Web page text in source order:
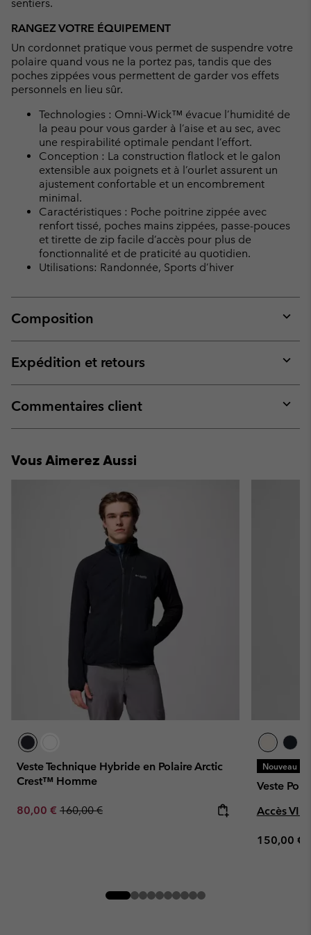
sentiers.
RANGEZ VOTRE ÉQUIPEMENT
Un cordonnet pratique vous permet de suspendre votre
polaire quand vous ne la portez pas, tandis que des
poches zippées vous permettent de garder vos effets
personnels en lieu sûr.
Technologies : Omni-Wick™ évacue l’humidité de
la peau pour vous garder à l’aise et au sec, avec
une respirabilité optimale pendant l’effort.
Conception : La construction flatlock et le galon
extensible aux poignets et à l’ourlet assurent un
ajustement confortable et un encombrement
minimal.
Caractéristiques : Poche poitrine zippée avec
renfort tissé, poches mains zippées, passe-pouces
et tirette de zip facile d’accès pour plus de
fonctionnalité et de praticité au quotidien.
Utilisations: Randonnée, Sports d’hiver
Composition
or
Expédition et retours
or
Commentaires client
or
Vous Aimerez Aussi
Veste Technique Hybride en Polaire Arctic
Crest™ Homme
Sale price:
80,00 € Regular price:
160,00 €
Nouveau
Veste
Accès VIP
Regular
150,00 €